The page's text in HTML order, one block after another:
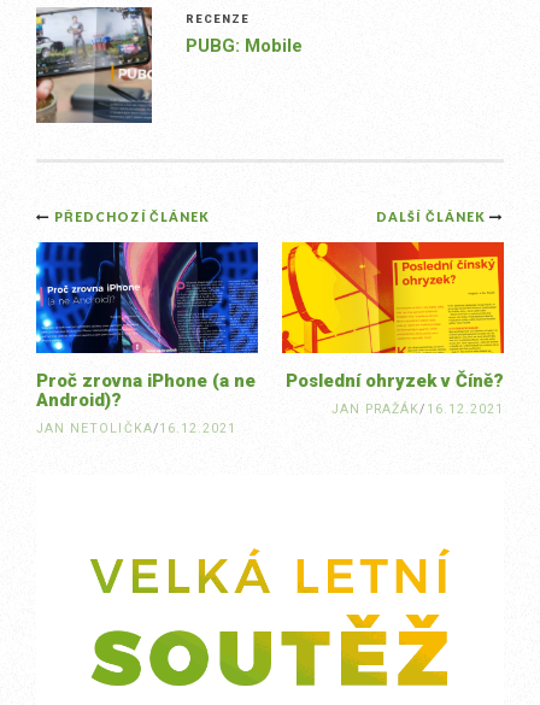
RECENZE
PUBG: Mobile
Post
navigation
DALŠÍ ČLÁNEK
Poslední ohryzek v Číně?
JAN PRAŽÁK/ 16.12.2021
PŘEDCHOZÍ ČLÁNEK
Proč zrovna iPhone (a ne
Android)?
JAN NETOLIČKA/16.12.2021